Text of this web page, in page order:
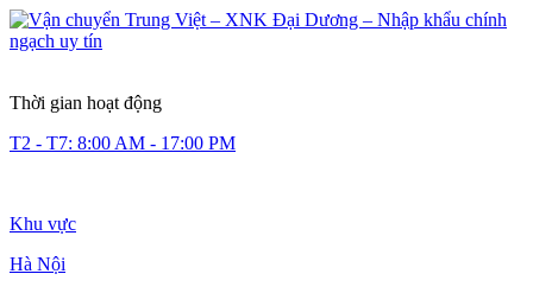
Thời gian hoạt động
T2 - T7: 8:00 AM - 17:00 PM
Khu vực
Hà Nội